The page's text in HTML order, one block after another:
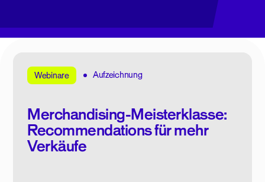
Webinare Aufzeichnung
Merchandising-Meisterklasse:
Recommendations für mehr
Verkäufe